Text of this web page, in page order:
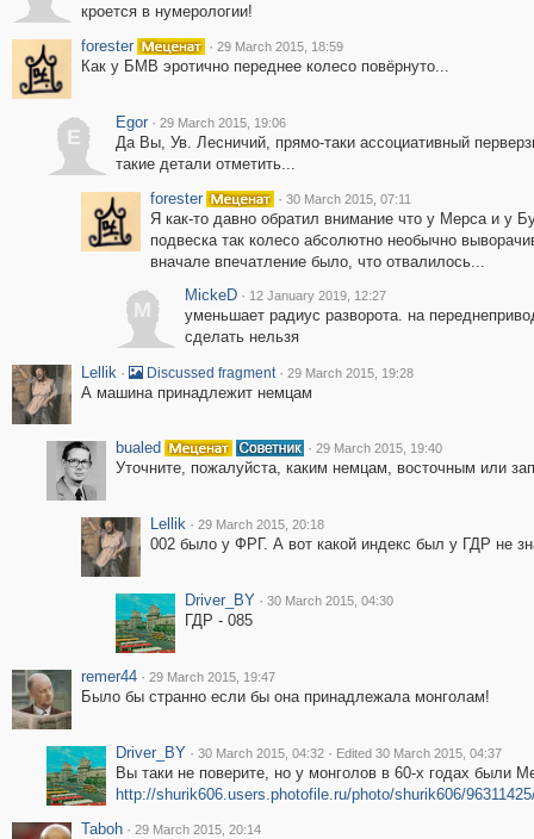
кроется в нумерологии!
forester
· 29 March 2015, 18:59
Как у БМВ эротично переднее колесо повёрнуто...
E
Egor · 29 March 2015, 19:06
Да Вы, Ув. Лесничий, прямо-таки ассоциативный
такие детали отметить...
forester
· 30 March 2015, 07:11
Я как-то давно обратил внимание что у Мерса и у
подвеска так колесо абсолютно необычно
вначале впечатление было, что отвалилось...
M
MickeD · 12 January 2019, 12:27
уменьшает радиус разворота. на
сделать нельзя
Lellik · Discussed fragment · 29 March 2015, 19:28
А машина принадлежит немцам
bualed · 29 March 2015, 19:40
Уточните, пожалуйста, каким немцам, восточным или
Lellik · 29 March 2015, 20:18
002 было у ФРГ. А вот какой индекс был у ГДР не
Driver_BY · 30 March 2015, 04:30
ГДР - 085
remer44 · 29 March 2015, 19:47
Было бы странно если бы она принадлежала монголам!
Driver_BY · 30 March 2015, 04:32 · Edited 30 March 2015, 04:37
Вы таки не поверите, но у монголов в 60-х годах были
http://shurik606.users.photofile.ru/photo/shurik606/
Taboh · 29 March 2015, 20:14